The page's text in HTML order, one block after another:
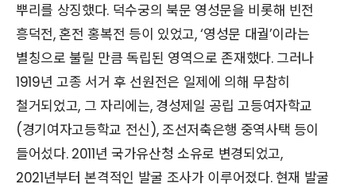
뿌리를 상징했다. 덕수궁의 북문 영성문을 비롯해 빈전
흥덕전, 혼전 홍복전 등이 있었고, ‘영성문 대궐’이라는
별칭으로 불릴 만큼 독립된 영역으로 존재했다. 그러나
1919년 고종 서거 후 선원전은 일제에 의해 무참히
철거되었고, 그 자리에는, 경성제일 공립 고등여자학교
(경기여자고등학교 전신), 조선저축은행 중역사택 등이
들어섰다. 2011년 국가유산청 소유로 변경되었고,
2021년부터 본격적인 발굴 조사가 이루어졌다. 현재 발굴